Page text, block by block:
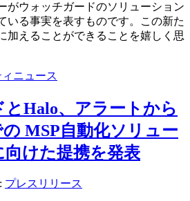
がウォッチガードのソリューション
いる事実を表すものです。この新た
加えることができることを嬉しく思
ニュース
Halo、アラートから
MSP自動化ソリュー
けた提携を発表
プレスリリース